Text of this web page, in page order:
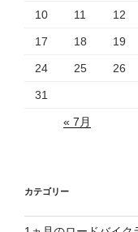
10 11 12
17 18 19
24 25 26
31
« 7月
カテゴリー